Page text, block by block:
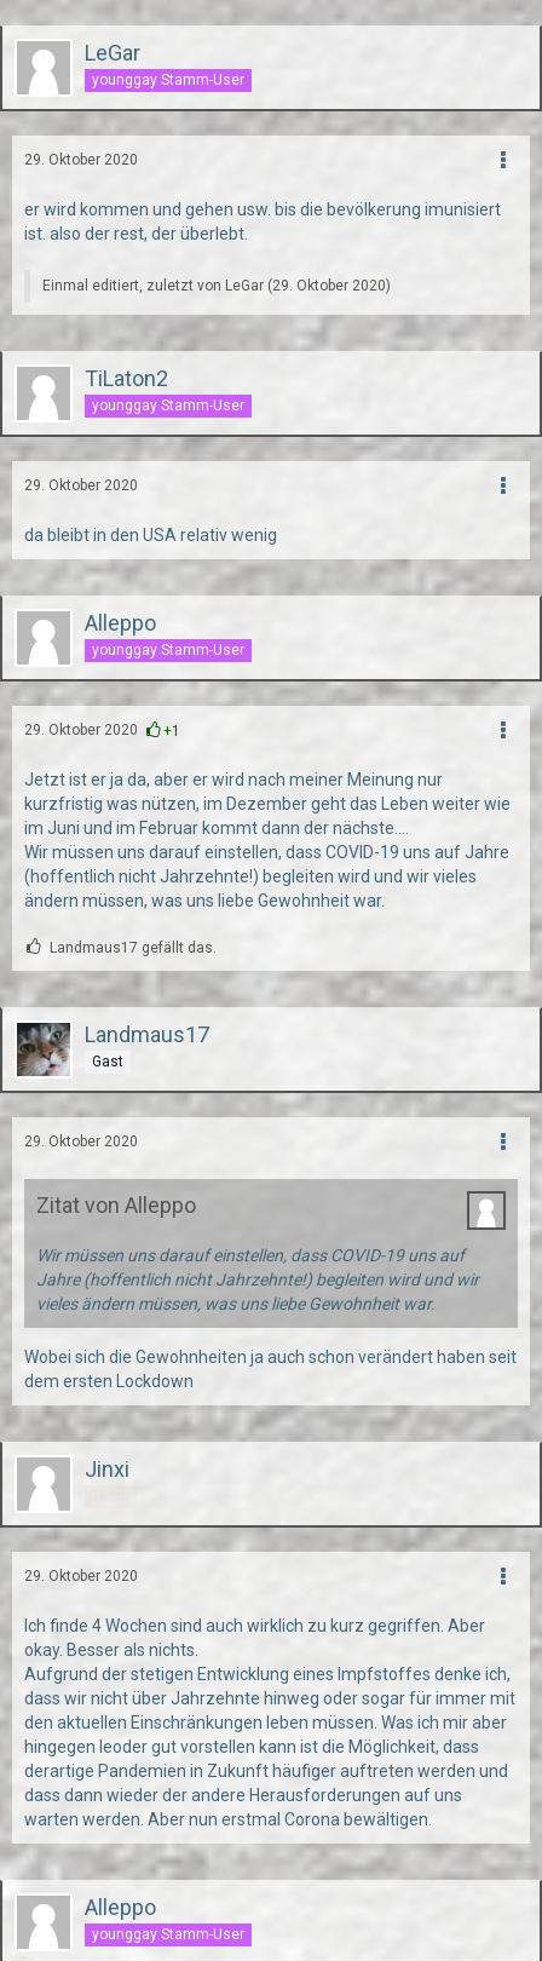
LeGar
younggay Stamm-User
29. Oktober 2020
er wird kommen und gehen usw. bis die bevölkerung imunisiert
ist. also der rest, der überlebt.
Einmal editiert, zuletzt von LeGar (29. Oktober 2020)
TiLaton2
younggay Stamm-User
29. Oktober 2020
da bleibt in den USA relativ wenig
Alleppo
younggay Stamm-User
29. Oktober 2020 +1
Jetzt ist er ja da, aber er wird nach meiner Meinung nur
kurzfristig was nützen, im Dezember geht das Leben weiter wie
im Juni und im Februar kommt dann der nächste....
Wir müssen uns darauf einstellen, dass COVID-19 uns auf Jahre
(hoffentlich nicht Jahrzehnte!) begleiten wird und wir vieles
ändern müssen, was uns liebe Gewohnheit war.
Landmaus17 gefällt das.
Landmaus17
Gast
29. Oktober 2020
Zitat von Alleppo
Wir müssen uns darauf einstellen, dass COVID-19 uns auf
Jahre (hoffentlich nicht Jahrzehnte!) begleiten wird und wir
vieles ändern müssen, was uns liebe Gewohnheit war.
Wobei sich die Gewohnheiten ja auch schon verändert haben seit
dem ersten Lockdown
Jinxi
29. Oktober 2020
Ich finde 4 Wochen sind auch wirklich zu kurz gegriffen. Aber
okay. Besser als nichts.
Aufgrund der stetigen Entwicklung eines Impfstoffes denke ich,
dass wir nicht über Jahrzehnte hinweg oder sogar für immer mit
den aktuellen Einschränkungen leben müssen. Was ich mir aber
hingegen leoder gut vorstellen kann ist die Möglichkeit, dass
derartige Pandemien in Zukunft häufiger auftreten werden und
dass dann wieder der andere Herausforderungen auf uns
warten werden. Aber nun erstmal Corona bewältigen.
Alleppo
younggay Stamm-User